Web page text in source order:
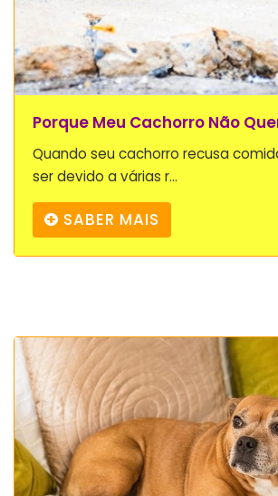
Porque Meu Cachorro Não
Quando seu cachorro recusa
ser devido a várias r...
SABER MAIS